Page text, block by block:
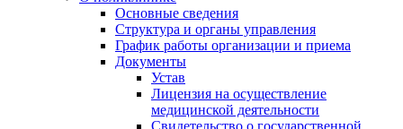
Основные сведения
Структура и органы управления
График работы организации и приема
Документы
Устав
Лицензия на осуществление
медицинской деятельности
Свидетельство о государственной